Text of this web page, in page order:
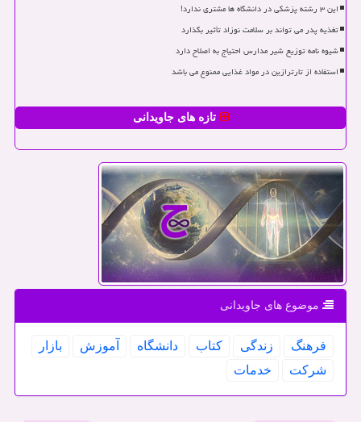
این ۳ رشته پزشکی در دانشگاه ها مشتری ندارد!
تغذیه پدر می تواند بر سلامت نوزاد تأثیر بگذارد
شیوه نامه توزیع شیر مدارس احتیاج به اصلاح دارد
استفاده از تارترازین در مواد غذایی ممنوع می باشد
تازه های جاویدانی
موضوع های جاویدانی
فرهنگ زندگی كتاب دانشگاه آموزش
بازار
شركت
خدمات